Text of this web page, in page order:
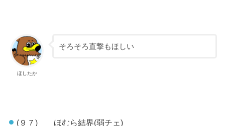
ほしたか
そろそろ直撃もほしい
(９７) ほむら結界(弱チェ)